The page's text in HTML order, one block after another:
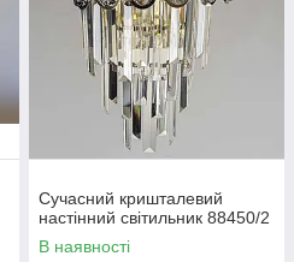
Сучасний кришталевий
настінний світильник 88450/2
В наявності